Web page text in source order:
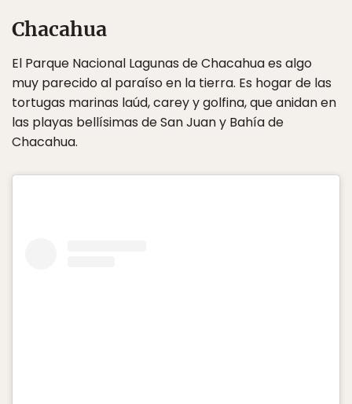
Chacahua
El Parque Nacional Lagunas de Chacahua es algo
muy parecido al paraíso en la tierra. Es hogar de las
tortugas marinas laúd, carey y golfina, que anidan en
las playas bellísimas de San Juan y Bahía de
Chacahua.